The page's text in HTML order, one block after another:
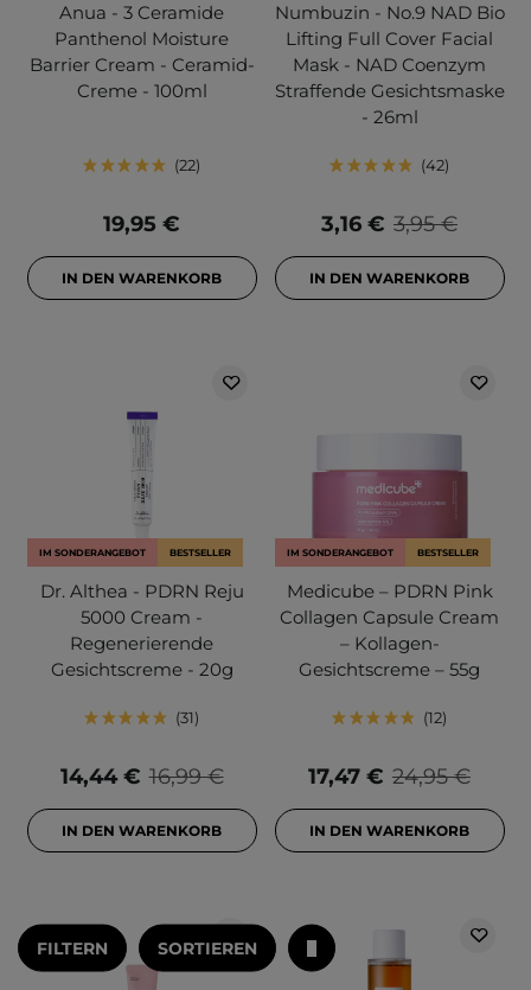
Anua - 3 Ceramide
Panthenol Moisture
Barrier Cream - Ceramid-
Creme - 100ml
22
19,95 €
IN DEN WARENKORB
Numbuzin - No.9 NAD Bio
Lifting Full Cover Facial
Mask - NAD Coenzym
Straffende Gesichtsmaske
- 26ml
42
3,95 €
3,16 €
IN DEN WARENKORB
IM SONDERANGEBOT BESTSELLER
Dr. Althea - PDRN Reju
5000 Cream -
Regenerierende
Gesichtscreme - 20g
31
16,99 €
14,44 €
IN DEN WARENKORB
IM SONDERANGEBOT BESTSELLER
Medicube – PDRN Pink
Collagen Capsule Cream
– Kollagen-
Gesichtscreme – 55g
12
24,95 €
17,47 €
IN DEN WARENKORB
FILTERN SORTIEREN